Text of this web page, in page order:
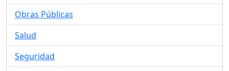
Obras Públicas
Salud
Seguridad